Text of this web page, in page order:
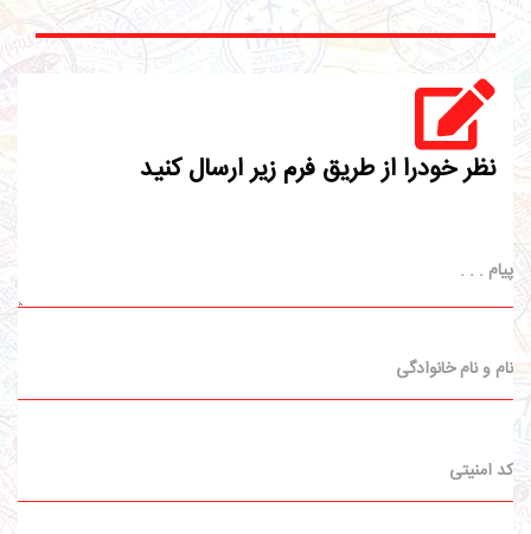
نظر خودرا از طریق فرم زیر ارسال کنید